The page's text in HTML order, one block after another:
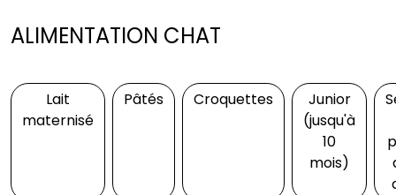
ALIMENTATION CHAT
Lait
maternisé
Pâtés Croquettes
Junior
(jusqu'à
10
mois)